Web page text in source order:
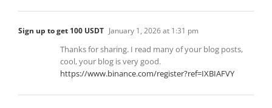
Sign up to get 100 USDT January 1, 2026 at 1:31 pm
Thanks for sharing. I read many of your blog posts,
cool, your blog is very good.
https://www.binance.com/register?ref=IXBIAFVY